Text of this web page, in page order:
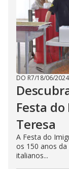
DO R7/18/06/2024
Festa
Teresa
A Festa do
os 150 anos
italianos...